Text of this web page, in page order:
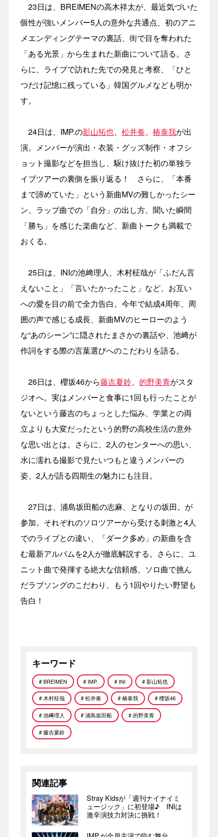
23日は、BREIMENの高木祥太が、最近気づいた
個性が強いメンバー5人の意外な共通点、初のアニ
メエンディングテーマの裏話、街で目を奪われた
「ある光景」から生まれた新曲について語る。さ
らに、ライブで訪れた先での発見と考察、「ひと
つだけ記憶に残っている」韓国グルメなども明か
す。
24日は、IMP.の影山拓也、 松井奏、 椿泰我が出
演。メンバーが演出・衣装・グッズ制作・オフシ
ョット撮影などを担当し、駆け抜けた初の単独ラ
イブツアーの裏側を振り返る！ さらに、「本番
まで諦めていた」という新曲MVの難しかったシー
ン、ラップ曲での「自分」の出し方、聞いた瞬間
「勝ち」を感じた楽曲など、新曲トークも満載で
おくる。
25日は、INIの池﨑理人、木村柾哉が「ふだん言
えないこと」「言いたかったこと」など、お互い
への愛を目の前で全力告白。今年で結成4周年、周
囲の声で感じる成長、新曲MVのヒーローのよう
な“あのシーン”に隠されたまさかの裏話や、池﨑が
作詞をする際の言葉選びへのこだわりを語る。
26日は、櫻坂46から藤吉夏鈴、 的野美青がスタ
ジオへ。実はメンバーと食事に1回も行ったことが
ないという藤吉のちょっとした悩み、学業との両
立よりも大変だったという的野の高校生活の意外
な思い出とは。さらに、2人のセンターへの思い、
水に濡れる撮影で見たいつもと違うメンバーの
姿、2人が語る四期生の魅力にも注目。
27日は、浦島坂田船の志麻、となりの坂田。が
参加。それぞれのソロツアーから受ける刺激と4人
でのライブとの違い、「ダーク多め」の新曲を含
む最新アルバムを2人が徹底解説する。さらに、ユ
ニット曲で発揮する絶大な信頼感、ソロ曲で挑ん
だラブソングのこだわり、もう1回やりたい野望も
告白！
キーワード
# BREIMEN # IMP. # INI # 影山拓也
# 木村柾哉 # 松井奏 # 椿泰我 # 櫻坂46
# 池﨑理人 # 浦島坂田船 # 的野美青
# 藤吉夏鈴
関連記事
Stray Kidsが「週刊ナイナイミ
ュージック」に初登場♪ INIは
激辛演技力対決に挑戦！